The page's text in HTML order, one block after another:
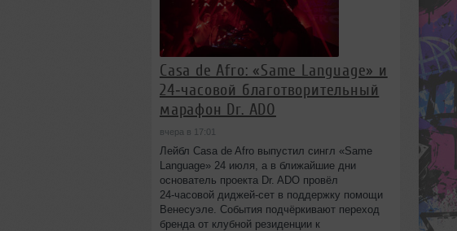
Casa de Afro: «Same Language» и
24‑часовой благотворительный
марафон Dr. ADO
вчера в 17:01
Лейбл Casa de Afro выпустил сингл «Same
Language» 24 июля, а в ближайшие дни
основатель проекта Dr. ADO провёл
24‑часовой диджей‑сет в поддержку помощи
Венесуэле. События подчёркивают переход
бренда от клубной резиденции к